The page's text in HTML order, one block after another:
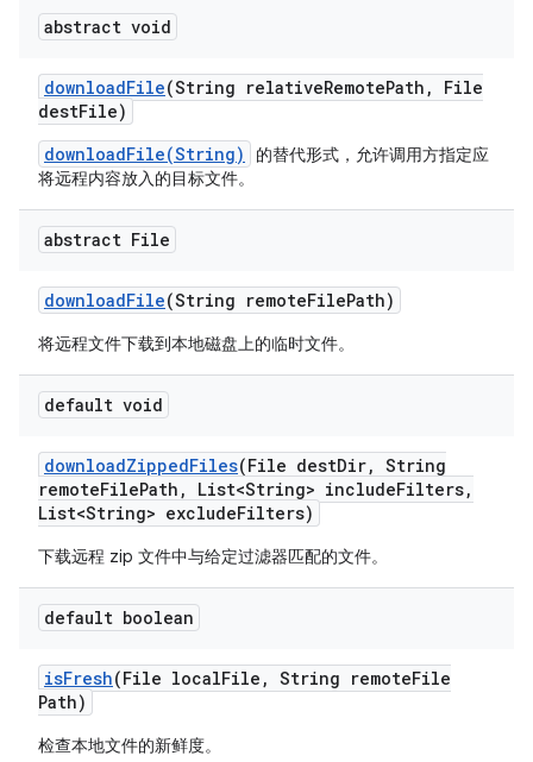
abstract void
downloadFile(String relativeRemotePath ,
File
destFile)
downloadFile(String)
的替代形式，允许调用方指定应
将远程内容放入的目标文件。
abstract File
downloadFile(String remoteFilePath)
将远程文件下载到本地磁盘上的临时文件。
default void
downloadZippedFiles(File destDir, String
remoteFilePath , List<String> includeFilters,
List<String> excludeFilters)
下载远程 zip 文件中与给定过滤器匹配的文件。
default boolean
isFresh(File localFile , String remoteFile
Path)
检查本地文件的新鲜度。